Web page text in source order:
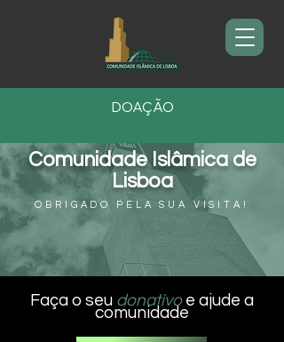
DOAÇÃO
Comunidade Islâmica de
Lisboa
OBRIGADO PELA SUA VISITA!
Faça o seu donativoe ajude a
comunidade